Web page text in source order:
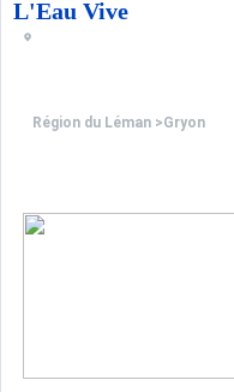
L'Eau Vive
Région du Léman >Gryon